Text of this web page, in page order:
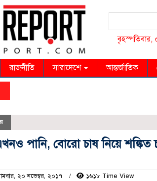
রাজনীতি সারাদেশে আন্তর্জাতিক
পানি, বোরো চাষ নিয়ে শঙ্কিত
২০ নভেম্বর, ২০১৭ ১৬১৮ Time View